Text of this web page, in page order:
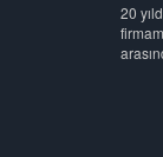
20